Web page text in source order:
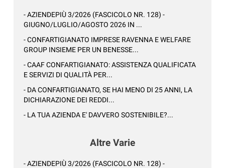
- AZIENDEPIÙ 3/2026 (FASCICOLO NR. 128) -
GIUGNO/LUGLIO/AGOSTO 2026 IN ...
- CONFARTIGIANATO IMPRESE RAVENNA E WELFARE
GROUP INSIEME PER UN BENESSE...
- CAAF CONFARTIGIANATO: ASSISTENZA QUALIFICATA
E SERVIZI DI QUALITÀ PER...
- DA CONFARTIGIANATO, SE HAI MENO DI 25 ANNI, LA
DICHIARAZIONE DEI REDDI...
- LA TUA AZIENDA E' DAVVERO SOSTENIBILE?...
Altre Varie
- AZIENDEPIÙ 3/2026 (FASCICOLO NR. 128) -